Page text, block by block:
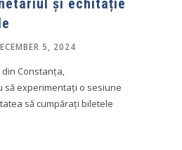
și echitație
5, 2024
Constanța,
să experimentați o sesiune
să cumpărați biletele